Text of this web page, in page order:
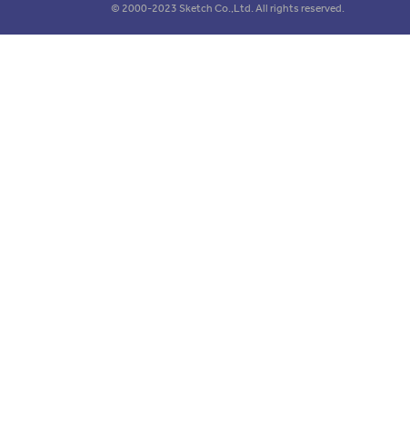
© 2000-2023 Sketch Co.,Ltd. All rights reserved.